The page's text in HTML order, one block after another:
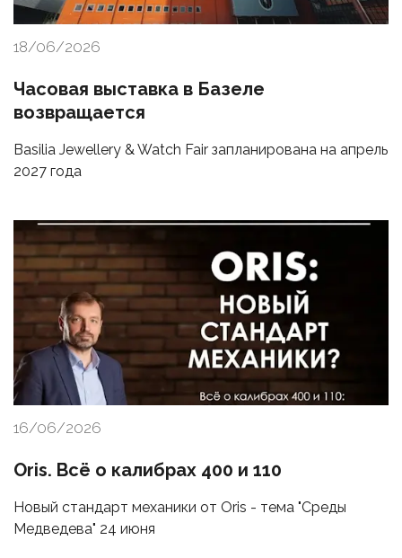
18/06/2026
Часовая выставка в Базеле
возвращается
Basilia Jewellery & Watch Fair запланирована на апрель
2027 года
16/06/2026
Oris. Всё о калибрах 400 и 110
Новый стандарт механики от Oris - тема "Среды
Медведева" 24 июня